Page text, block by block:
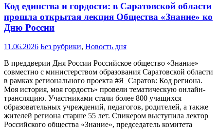
Код единства и гордости: в Саратовской области
прошла открытая лекция Общества «Знание» ко
Дню России
11.06.2026 Без рубрики, Новость дня
В преддверии Дня России Российское общество «Знание»
совместно с министерством образования Саратовской области
в рамках регионального проекта #Я_Саратов: Код региона.
Моя история, моя гордость» провели тематическую онлайн-
трансляцию. Участниками стали более 800 учащихся
образовательных учреждений, педагогов, родителей, а также
жителей региона старше 55 лет. Спикером выступила лектор
Российского общества «Знание», председатель комитета